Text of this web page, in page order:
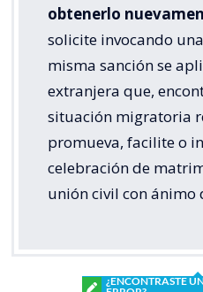
obtenerlo
solicite invocando
misma sanción se
extranjera que,
situación migratoria
promueva, facilite o
celebración de
unión civil con ánimo
¿ENCONTRASTE